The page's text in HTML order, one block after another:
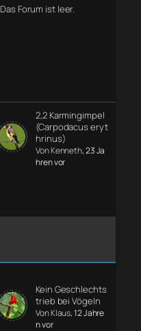
Das Forum ist leer.
2,2 Karmingimpel
(Carpodacus eryt
hrinus)
Von Kenneth, 23 Ja
hren vor
Kein Geschlechts
trieb bei Vögeln
Von Klaus, 12 Jahre
n vor